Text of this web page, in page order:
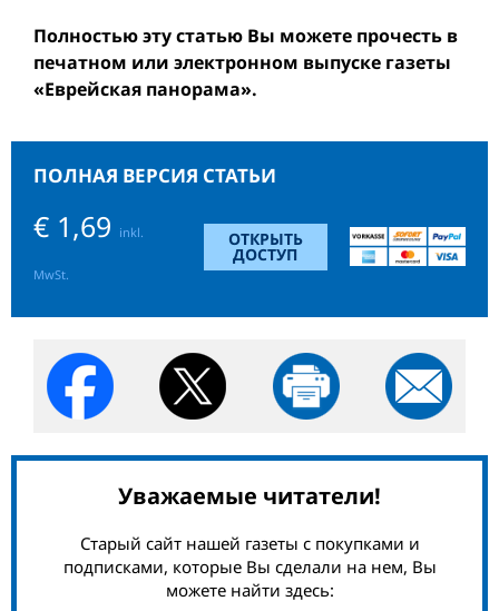
Полностью эту статью Вы можете прочесть в
печатном или электронном выпуске газеты
«Еврейская панорама».
ПОЛНАЯ ВЕРСИЯ СТАТЬИ
€ 1,69 inkl.
MwSt.
ОТКРЫТЬ
ДОСТУП
Уважаемые читатели!
Старый сайт нашей газеты с покупками и
подписками, которые Вы сделали на нем, Вы
можете найти здесь: